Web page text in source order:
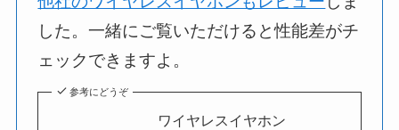
した。一緒にご覧いただけると性能差がチ
ェックできますよ。
参考にどうぞ
ワイヤレスイヤホン